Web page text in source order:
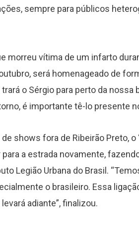
sempre para públicos
morreu vítima de um infarto
será homenageado de
o Sérgio para perto da nossa
é importante tê-lo presente
shows fora de Ribeirão Preto, o
a estrada novamente,
Legião Urbana do Brasil.
o brasileiro. Essa
adiante”, finalizou.